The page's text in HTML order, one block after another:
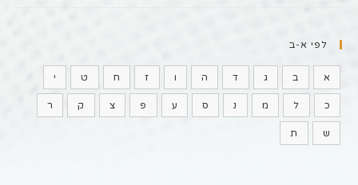
לפי א-ב
א ב ג ד ה ו ז ח ט י
כ ל מ נ ס ע פ צ ק ר
ש ת